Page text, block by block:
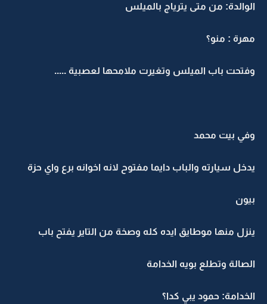
الوالدة: من متى يترياج بالميلس
مهرة : منو؟
وفتحت باب الميلس وتغيرت ملامحها لعصبية .....
وفي بيت محمد
يدخل سيارته والباب دايما مفتوح لانه اخوانه برع واي حزة
بيون
ينزل منها موطايق ايده كله وصخة من التاير يفتح باب
الصالة وتطلع بويه الخدامة
الخدامة: حمود يبي كدا؟